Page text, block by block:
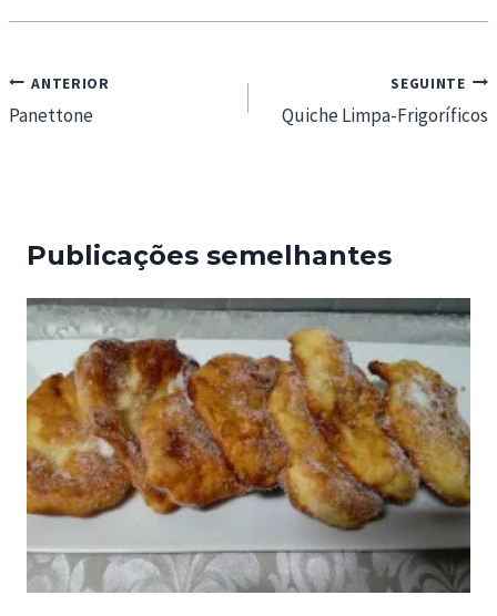
Navegação
de
ANTERIOR
Panettone
SEGUINTE
Quiche Limpa-Frigoríficos
Publicações semelhantes